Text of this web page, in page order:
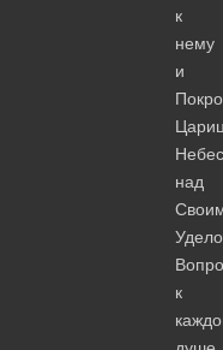
к
нему
и
над
к